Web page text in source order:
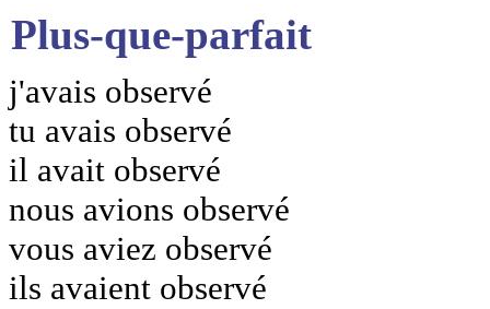
Plus-que-parfait
j'avais observé
tu avais observé
il avait observé
nous avions observé
vous aviez observé
ils avaient observé